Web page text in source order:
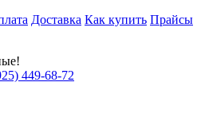
Доставка Как купить Прайсы
449-68-72